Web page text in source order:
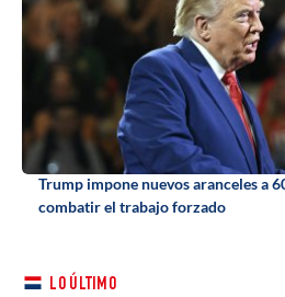
Trump impone nuevos aranceles a
combatir el trabajo forzado
LO ÚLTIMO